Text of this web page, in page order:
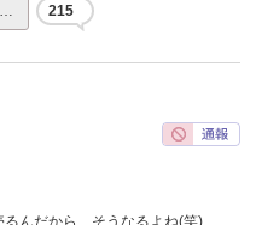
… 215
んだから、そうなるよね(笑)